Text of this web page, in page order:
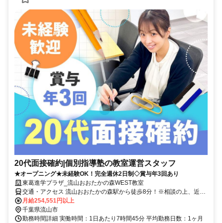
20代面接確約|個別指導塾の教室運営スタッフ
★オープニング★未経験OK！完全週休2日制◇賞与年3回あり
東葛進学プラザ_流山おおたかの森WEST教室
交通・アクセス 流山おおたかの森駅から徒歩8分！※相談の上、近隣
教室に配属になる場合もあります。
月給254,551円以上
千葉県流山市
勤務時間詳細 実働時間：1日あたり7時間45分 平均勤務日数：1ヶ月